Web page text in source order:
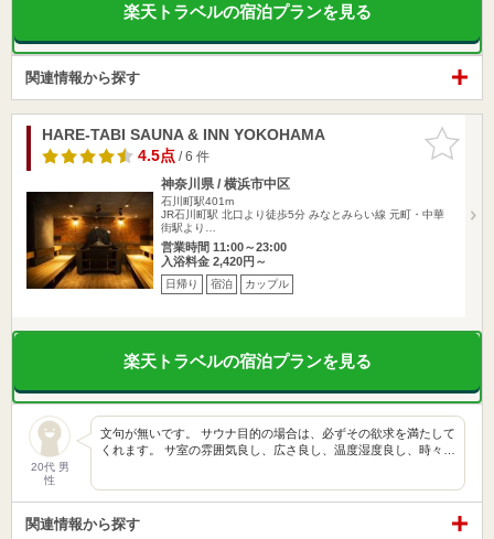
楽天トラベルの宿泊プランを見る
関連情報から探す
お気に入
りに追加
HARE-TABI SAUNA & INN YOKOHAMA
4.5点/ 6 件
神奈川県 / 横浜市中区
石川町駅401m
JR石川町駅 北口より徒歩5分 みなとみらい線 元町・中華
街駅より…
営業時間 11:00～23:00
入浴料金 2,420円～
日帰り 宿泊 カップル
楽天トラベルの宿泊プランを見る
20代 男
性
文句が無いです。 サウナ目的の場合は、必ずその欲求を満たして
くれます。 サ室の雰囲気良し、広さ良し、温度湿度良し、時々…
関連情報から探す